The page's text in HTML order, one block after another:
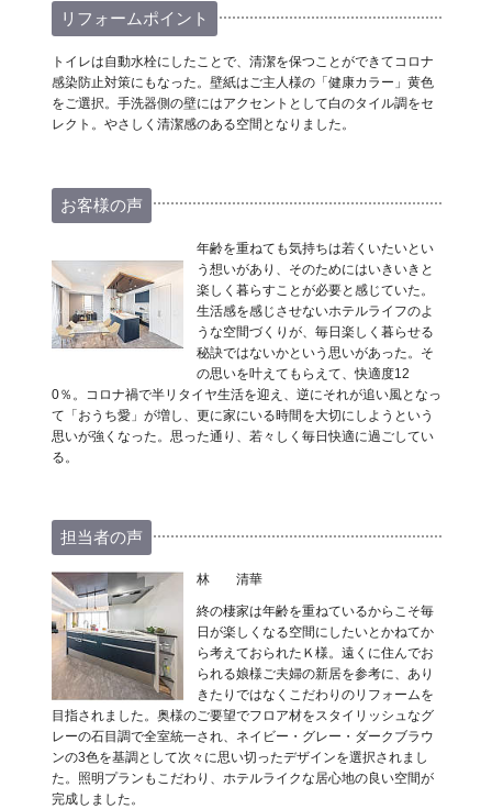
リフォームポイント
トイレは自動水栓にしたことで、清潔を保つことができてコロナ
感染防止対策にもなった。壁紙はご主人様の「健康カラー」黄色
をご選択。手洗器側の壁にはアクセントとして白のタイル調をセ
レクト。やさしく清潔感のある空間となりました。
お客様の声
年齢を重ねても気持ちは若くいたいとい
う想いがあり、そのためにはいきいきと
楽しく暮らすことが必要と感じていた。
生活感を感じさせないホテルライフのよ
うな空間づくりが、毎日楽しく暮らせる
秘訣ではないかという思いがあった。そ
の思いを叶えてもらえて、快適度12
0％。コロナ禍で半リタイヤ生活を迎え、逆にそれが追い風となっ
て「おうち愛」が増し、更に家にいる時間を大切にしようという
思いが強くなった。思った通り、若々しく毎日快適に過ごしてい
る。
担当者の声
林 清華
終の棲家は年齢を重ねているからこそ毎
日が楽しくなる空間にしたいとかねてか
ら考えておられたＫ様。遠くに住んでお
られる娘様ご夫婦の新居を参考に、あり
きたりではなくこだわりのリフォームを
目指されました。奥様のご要望でフロア材をスタイリッシュなグ
レーの石目調で全室統一され、ネイビー・グレー・ダークブラウ
ンの3色を基調として次々に思い切ったデザインを選択されまし
た。照明プランもこだわり、ホテルライクな居心地の良い空間が
完成しました。